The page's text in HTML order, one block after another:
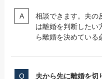
相談できます。夫の
は離婚を判断したい
ら離婚を決めている
夫から先に離婚を切